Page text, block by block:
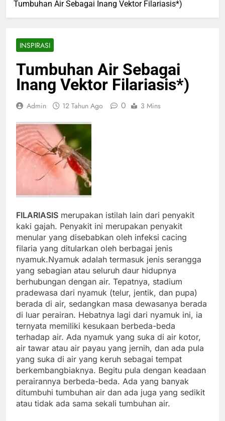
Tumbuhan Air Sebagai Inang Vektor Filariasis*)
INSPIRASI
Tumbuhan Air Sebagai
Inang Vektor Filariasis*)
Admin 12 Tahun Ago 0 3 Mins
FILARIASIS merupakan istilah lain dari penyakit
kaki gajah. Penyakit ini merupakan penyakit
menular yang disebabkan oleh infeksi cacing
filaria yang ditularkan oleh berbagai jenis
nyamuk.Nyamuk adalah termasuk jenis serangga
yang sebagian atau seluruh daur hidupnya
berhubungan dengan air. Tepatnya, stadium
pradewasa dari nyamuk (telur, jentik, dan pupa)
berada di air, sedangkan masa dewasanya berada
di luar perairan. Hebatnya lagi dari nyamuk ini, ia
ternyata memiliki kesukaan berbeda-beda
terhadap air. Ada nyamuk yang suka di air kotor,
air tawar atau air payau yang jernih, dan ada pula
yang suka di air yang keruh sebagai tempat
berkembangbiaknya. Begitu pula dengan keadaan
perairannya berbeda-beda. Ada yang banyak
ditumbuhi tumbuhan air dan ada juga yang sedikit
atau tidak ada sama sekali tumbuhan air.